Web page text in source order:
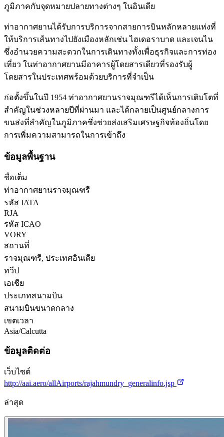
ภูมิภาคกับจุดหมายปลายทางต่างๆ ในอินเดีย
ท่าอากาศยานได้รับการบริการจากสายการบินหลักหลายแห่งที่
ให้บริการเส้นทางไปยังเมืองหลักเช่น ไฮเดอราบาด และเจนไน
ซึ่งอำนวยความสะดวกในการเดินทางทั้งเพื่อธุรกิจและการท่อง
เที่ยว ในท่าอากาศยานมีอาคารผู้โดยสารเดียวที่รองรับผู้
โดยสารในประเทศพร้อมด้วยบริการที่จำเป็น
ก่อตั้งขึ้นในปี 1954 ท่าอากาศยานราจมุณฑรีได้เห็นการเติบโตที่
สำคัญในช่วงหลายปีที่ผ่านมา และได้กลายเป็นศูนย์กลางการ
ขนส่งที่สำคัญในภูมิภาคซึ่งช่วยส่งเสริมเศรษฐกิจท้องถิ่นโดย
การเพิ่มความสามารถในการเข้าถึง
ข้อมูลพื้นฐาน
ชื่อเต็ม
ท่าอากาศยานราจมุณฑรี
รหัส IATA
RJA
รหัส ICAO
VORY
สถานที่
ราจมุณฑรี, ประเทศอินเดีย
ทวีป
เอเชีย
ประเภทสนามบิน
สนามบินขนาดกลาง
เขตเวลา
Asia/Calcutta
ข้อมูลติดต่อ
เว็บไซต์
http://aai.aero/allAirports/rajahmundry_generalinfo.jsp
ล่าสุด